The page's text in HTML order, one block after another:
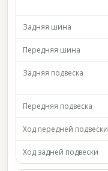
Задняя шина
Передняя шина
Задняя подвеска
Передняя подвеска
Ход передней подвески
Ход задней подвески